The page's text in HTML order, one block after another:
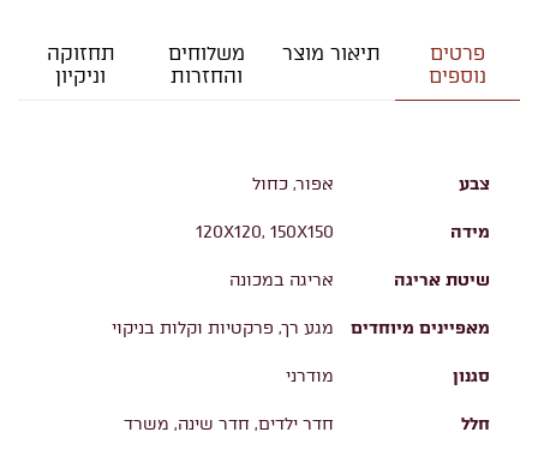
פרטים
נוספים
תיאור מוצר
משלוחים
והחזרות
תחזוקה
וניקיון
צבע אפור, כחול
מידה 120X120, 150X150
שיטת אריגה אריגה במכונה
מאפיינים מיוחדים מגע רך, פרקטיות וקלות בניקוי
סגנון מודרני
חלל חדר ילדים, חדר שינה, משרד